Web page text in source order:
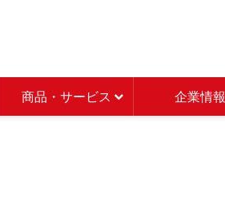
商品・サービス 企業情報